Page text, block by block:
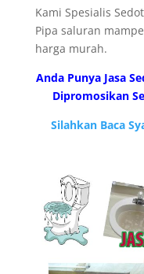
Kami Spesialis
Pipa saluran
harga murah.
Anda Punya Jasa
Dipromosikan
Silahkan Baca